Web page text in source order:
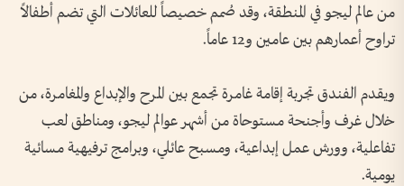
من عالم ليجو في المنطقة، وقد صُمم خصيصاً للعائلات التي تضم أطفالاً
تراوح أعمارهم بين عامين و12 عاماً.
ويقدم الفندق تجربة إقامة غامرة تجمع بين المرح والإبداع والمغامرة، من
خلال غرف وأجنحة مستوحاة من أشهر عوالم ليجو، ومناطق لعب
تفاعلية، وورش عمل إبداعية، ومسبح عائلي، وبرامج ترفيهية مسائية
يومية.